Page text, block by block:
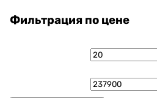
Фильтрация по цене
цена